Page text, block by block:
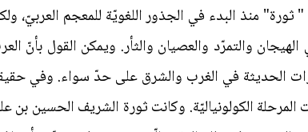
منذ البدء في الجذور اللغويّة للمعجم
والتمرّد والعصيان والثأر. ويمكن القول بأنّ
الحديثة في الغرب والشرق على حدّ سواء. وفي
المرحلة الكولونياليّة. وكانت ثورة الشريف الحسين